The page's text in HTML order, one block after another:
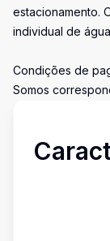
estacionamento.
individual de
Condições de
Somos